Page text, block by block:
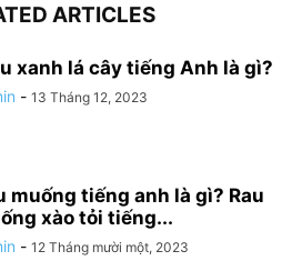
ARTICLES
xanh lá cây tiếng Anh là gì?
- 13 Tháng 12, 2023
muống tiếng anh là gì? Rau
xào tỏi tiếng...
- 12 Tháng mười một, 2023